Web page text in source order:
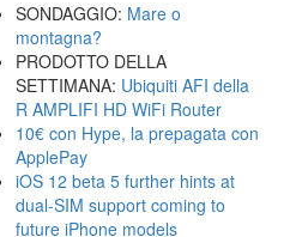
SONDAGGIO: Mare o
montagna?
PRODOTTO DELLA
SETTIMANA: Ubiquiti AFI della
R AMPLIFI HD WiFi Router
10€ con Hype, la prepagata con
ApplePay
iOS 12 beta 5 further hints at
dual-SIM support coming to
future iPhone models